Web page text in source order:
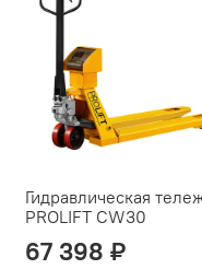
Гидравлическая
PROLIFT CW30
67 398 ₽